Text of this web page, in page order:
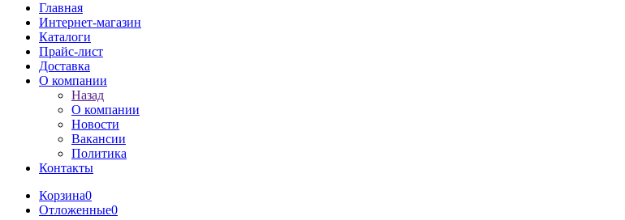
Главная
Интернет-магазин
Каталоги
Прайс-лист
Доставка
О компании
Назад
О компании
Новости
Вакансии
Политика
Контакты
Корзина0
Отложенные0